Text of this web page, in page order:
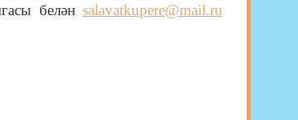
белән salavatkupere@mail.ru